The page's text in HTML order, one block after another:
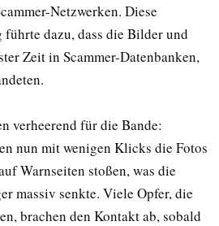
Netzwerken. Diese
dazu, dass die Bilder und
Zeit in Scammer-Datenbanken,
verheerend für die Bande:
nun mit wenigen Klicks die Fotos
Warnseiten stoßen, was die
massiv senkte. Viele Opfer, die
brachen den Kontakt ab, sobald